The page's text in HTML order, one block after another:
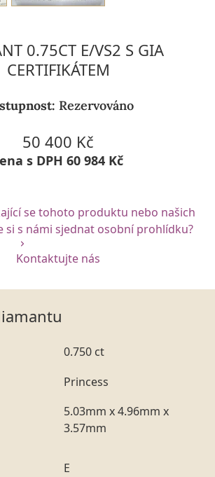
0.75CT E/VS2 S GIA
CERTIFIKÁTEM
Rezervováno
50 400 Kč
s DPH 60 984 Kč
se tohoto produktu nebo našich
si s námi sjednat osobní prohlídku?
Kontaktujte nás
0.750 ct
Princess
5.03mm x 4.96mm x
3.57mm
E